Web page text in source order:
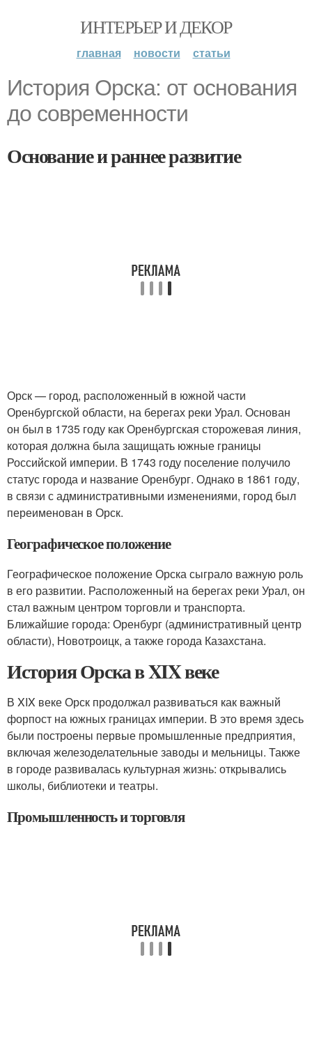
ИНТЕРЬЕР И ДЕКОР
главная новости статьи
История Орска: от основания
до современности
Основание и раннее развитие
Орск — город, расположенный в южной части
Оренбургской области, на берегах реки Урал. Основан
он был в 1735 году как Оренбургская сторожевая линия,
которая должна была защищать южные границы
Российской империи. В 1743 году поселение получило
статус города и название Оренбург. Однако в 1861 году,
в связи с административными изменениями, город был
переименован в Орск.
Географическое положение
Географическое положение Орска сыграло важную роль
в его развитии. Расположенный на берегах реки Урал, он
стал важным центром торговли и транспорта.
Ближайшие города: Оренбург (административный центр
области), Новотроицк, а также города Казахстана.
История Орска в XIX веке
В XIX веке Орск продолжал развиваться как важный
форпост на южных границах империи. В это время здесь
были построены первые промышленные предприятия,
включая железоделательные заводы и мельницы. Также
в городе развивалась культурная жизнь: открывались
школы, библиотеки и театры.
Промышленность и торговля